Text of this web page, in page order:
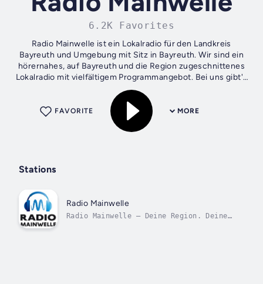
6.2K Favorites
Radio Mainwelle ist ein Lokalradio für den Landkreis
Bayreuth und Umgebung mit Sitz in Bayreuth. Wir sind ein
hörernahes, auf Bayreuth und die Region zugeschnittenes
Lokalradio mit vielfältigem Programmangebot. Bei uns gibt's
aktuelle Nachrichten und...
MORE
FAVORITE
Stations
Radio Mainwelle
Radio Mainwelle – Deine Region. Deine